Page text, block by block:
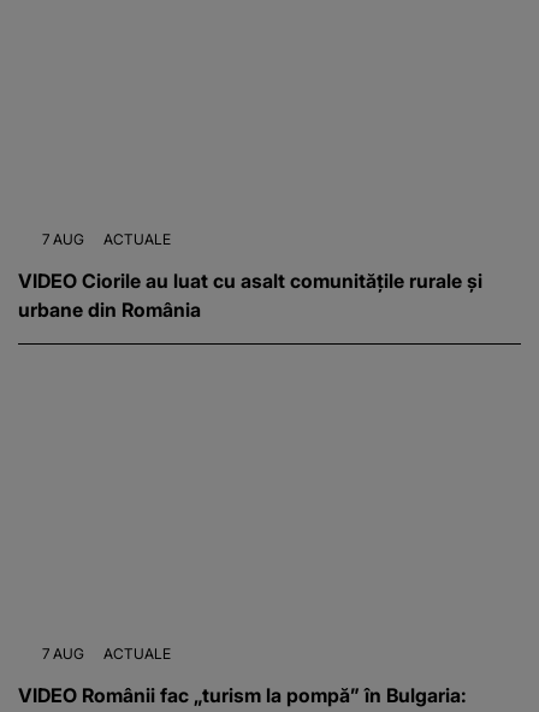
7 AUG ACTUALE
VIDEO Ciorile au luat cu asalt comunitățile rurale și
urbane din România
7 AUG ACTUALE
VIDEO Românii fac „turism la pompă” în Bulgaria: